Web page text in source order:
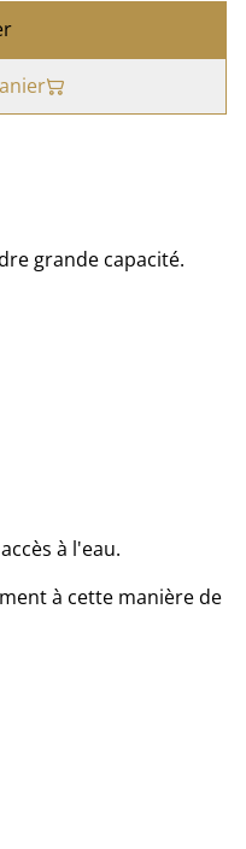
grande capacité.
à l'eau.
à cette manière de